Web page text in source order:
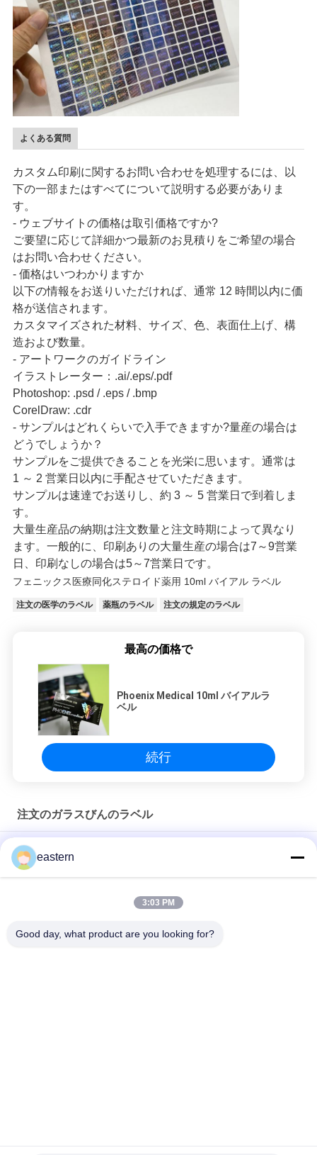
よくある質問
カスタム印刷に関するお問い合わせを処理するには、以
下の一部またはすべてについて説明する必要がありま
す。
- ウェブサイトの価格は取引価格ですか?
ご要望に応じて詳細かつ最新のお見積りをご希望の場合
はお問い合わせください。
- 価格はいつわかりますか
以下の情報をお送りいただければ、通常 12 時間以内に価
格が送信されます。
カスタマイズされた材料、サイズ、色、表面仕上げ、構
造および数量。
- アートワークのガイドライン
イラストレーター：.ai/.eps/.pdf
Photoshop: .psd / .eps / .bmp
CorelDraw: .cdr
- サンプルはどれくらいで入手できますか?量産の場合は
どうでしょうか？
サンプルをご提供できることを光栄に思います。通常は
1 ～ 2 営業日以内に手配させていただきます。
サンプルは速達でお送りし、約 3 ～ 5 営業日で到着しま
す。
大量生産品の納期は注文数量と注文時期によって異なり
ます。一般的に、印刷ありの大量生産の場合は7～9営業
日、印刷なしの場合は5～7営業日です。
フェニックス医療同化ステロイド薬用 10ml バイアル ラベル
注文の医学のラベル 薬瓶のラベル 注文の規定のラベル
最高の価格で
Phoenix Medical 10ml バイアルラ
ベル
続行
注文のガラスびんのラベル
Sus 250 10ml ガラスバイアルラベル
10mlボトルのための個別ラベル
HG H 100IU 10 バイアル ラベル ソマトロピン 1 バイアル ラベル
eastern
3:03 PM
Good day, what product are you looking for?